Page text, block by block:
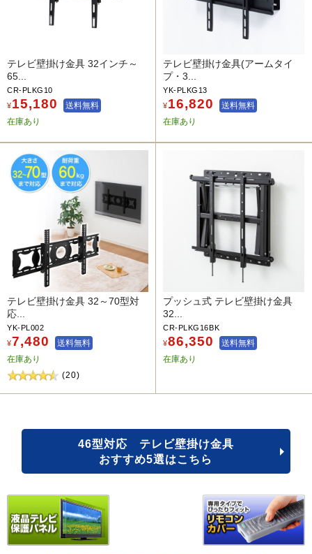
テレビ壁掛け金具 32インチ～
65...
CR-PLKG10
¥15,180
送料無料
在庫あり
テレビ壁掛け金具(アームタイ
プ・3...
YK-PLKG13
¥16,820
送料無料
在庫あり
テレビ壁掛け金具 32～70型対
応...
YK-PL002
¥7,480
送料無料
在庫あり
(20)
プッシュ式 テレビ壁掛け金具
32...
CR-PLKG16BK
¥86,350
送料無料
在庫あり
46型対応 テレビ壁掛け金具
おすすめ5選はこちら